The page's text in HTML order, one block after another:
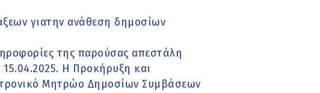
γιατην ανάθεση δημοσίων
της παρούσας απεστάλη
Η Προκήρυξη και
Μητρώο Δημοσίων Συμβάσεων